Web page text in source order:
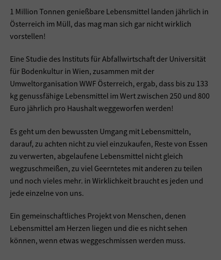
1 Million Tonnen genießbare Lebensmittel landen jährlich in
Österreich im Müll, das mag man sich gar nicht wirklich
vorstellen!
Eine Studie des Instituts für Abfallwirtschaft der Universität
für Bodenkultur in Wien, zusammen mit der
Umweltorganisation WWF Österreich, ergab, dass bis zu 133
kg genussfähige Lebensmittel im Wert zwischen 250 und 800
Euro jährlich pro Haushalt weggeworfen werden!
Es geht um den bewussten Umgang mit Lebensmitteln,
darauf, zu achten nicht zu viel einzukaufen, Reste von Essen
zu verwerten, abgelaufene Lebensmittel nicht gleich
wegzuschmeißen, zu viel Geerntetes mit anderen zu teilen
und noch vieles mehr. in Wirklichkeit braucht es jeden und
jede einzelne von uns.
Ein gemeinschaftliches Projekt von Menschen, denen
Lebensmittel am Herzen liegen und die es nicht sehen
können, wenn etwas weggeschmissen werden muss.